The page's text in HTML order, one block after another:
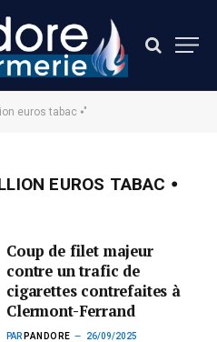
euros tabac ⦁"
EUROS TABAC ⦁
Coup de filet majeur
contre un trafic de
cigarettes contrefaites à
Clermont-Ferrand
PAR PANDORE 26/09/2025